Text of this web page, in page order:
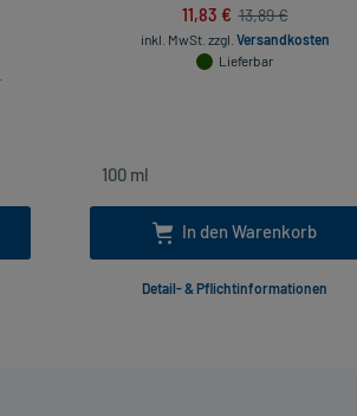
11,83 € 13,89 €
inkl. MwSt. zzgl. Versandkosten
Lieferbar
In den Warenkorb
Detail- & Pflichtinformationen